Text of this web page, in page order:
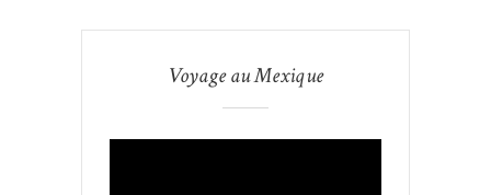
Voyage au Mexique